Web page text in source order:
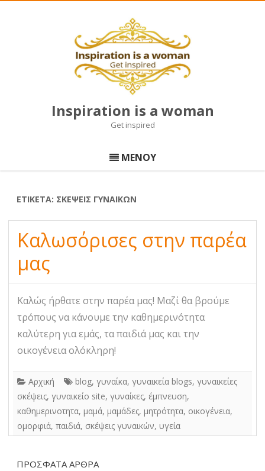
Inspiration is a woman
Get inspired
σε
περιεχόμενο
ΜΕΝΟΥ
ΕΤΙΚΈΤΑ: ΣΚΈΨΕΙΣ ΓΥΝΑΙΚΏΝ
Καλωσόρισες στην παρέα
μας
Καλώς ήρθατε στην παρέα μας! Μαζί θα βρούμε
τρόπους να κάνουμε την καθημερινότητα
καλύτερη για εμάς, τα παιδιά μας και την
οικογένεια ολόκληρη!
Αρχική blog, γυναίκα, γυναικεία blogs, γυναικείες
σκέψεις, γυναικείο site, γυναίκες, έμπνευση,
καθημερινοτητα, μαμά, μαμάδες, μητρότητα, οικογένεια,
ομορφιά, παιδιά, σκέψεις γυναικών, υγεία
ΠΡΌΣΦΑΤΑ ΆΡΘΡΑ